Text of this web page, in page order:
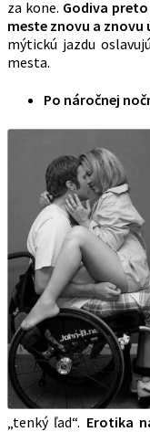
za kone. Godiva
meste znovu a znovu
mýtickú jazdu
mesta.
Po náročnej
„tenký ľad“. Erotika